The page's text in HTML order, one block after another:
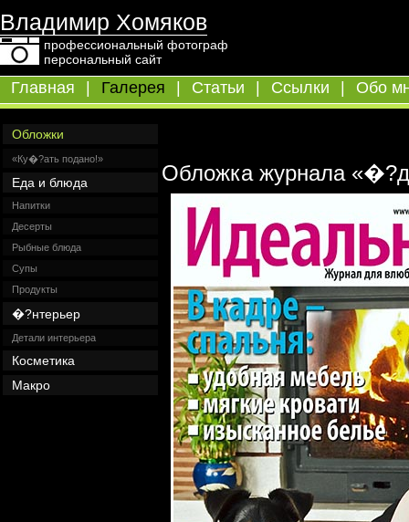
Владимир Хомяков
профессиональный фотограф
персональный сайт
Главная Галерея Статьи Ссылки Обо
Обложки
«Ку�?ать подано!»
Еда и блюда
Напитки
Десерты
Рыбные блюда
Супы
Продукты
�?нтерьер
Детали интерьера
Косметика
Макро
Обложка журнала